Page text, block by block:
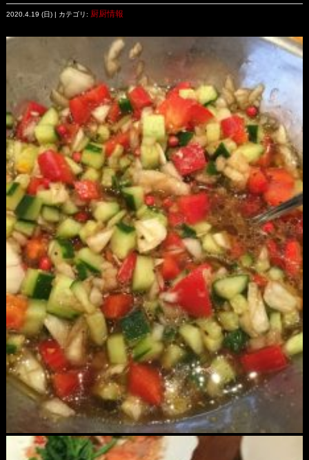
2020.4.19 (日) | カテゴリ: 厨厨情報